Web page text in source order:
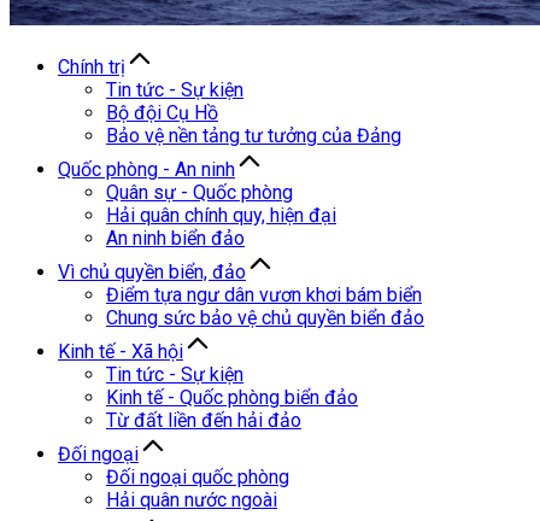
Chính trị
Tin tức - Sự kiện
Bộ đội Cụ Hồ
Bảo vệ nền tảng tư tưởng của Đảng
Quốc phòng - An ninh
Quân sự - Quốc phòng
Hải quân chính quy, hiện đại
An ninh biển đảo
Vì chủ quyền biển, đảo
Điểm tựa ngư dân vươn khơi bám biển
Chung sức bảo vệ chủ quyền biển đảo
Kinh tế - Xã hội
Tin tức - Sự kiện
Kinh tế - Quốc phòng biển đảo
Từ đất liền đến hải đảo
Đối ngoại
Đối ngoại quốc phòng
Hải quân nước ngoài